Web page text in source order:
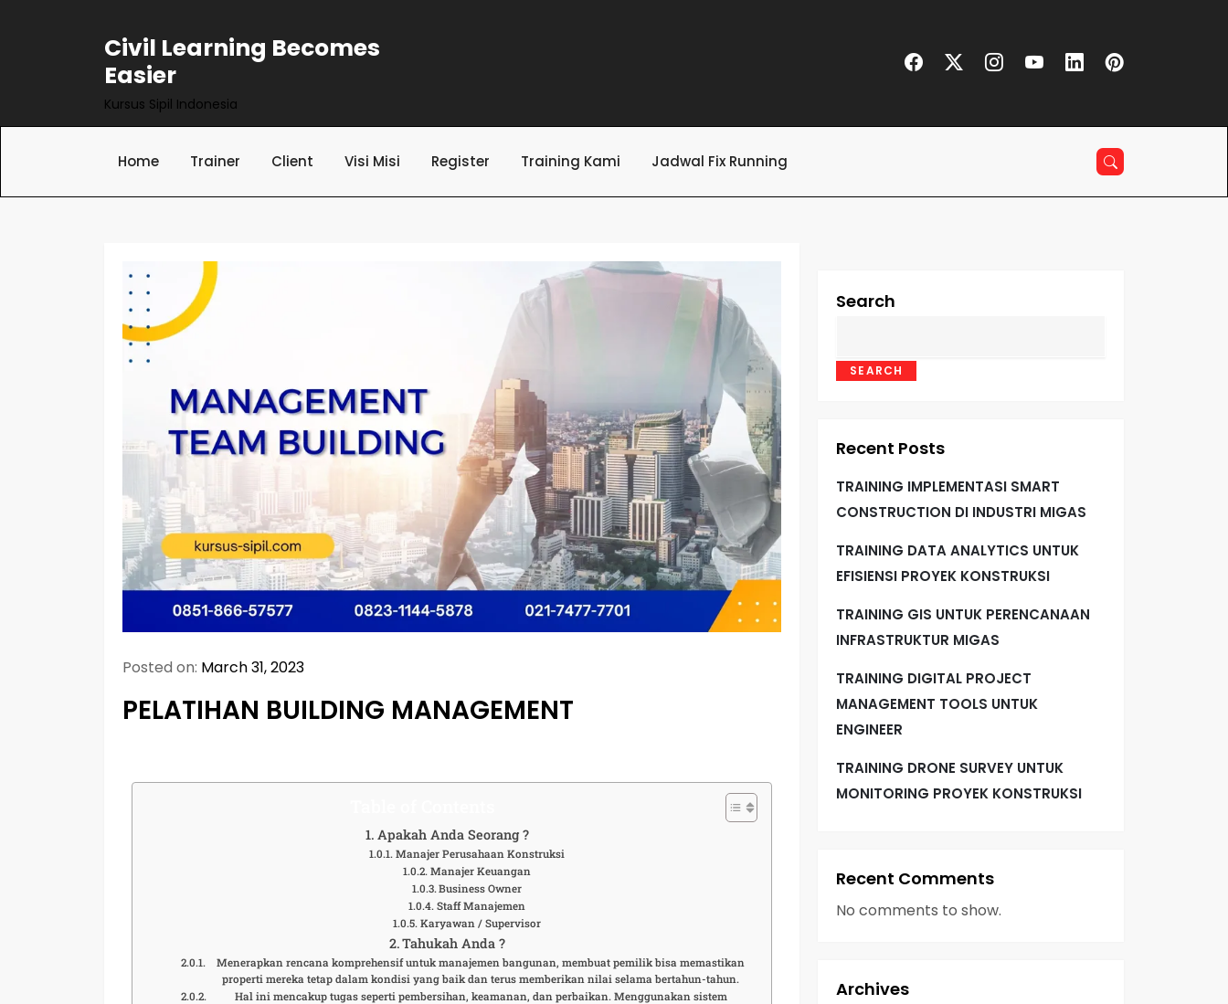
Civil Learning Becomes
Easier
Kursus Sipil Indonesia
Home Trainer Client Visi Misi Register Training Kami Jadwal Fix Running
Posted on: March 31, 2023
PELATIHAN BUILDING MANAGEMENT
Apakah Anda Seorang ?
Manajer Perusahaan Konstruksi
Manajer Keuangan
Business Owner
Staff Manajemen
Karyawan / Supervisor
Tahukah Anda ?
Menerapkan rencana komprehensif untuk manajemen bangunan, membuat pemilik bisa memastikan
properti mereka tetap dalam kondisi yang baik dan terus memberikan nilai selama bertahun-tahun.
Hal ini mencakup tugas seperti pembersihan, keamanan, dan perbaikan. Menggunakan sistem
Search
SEARCH
Recent Posts
TRAINING IMPLEMENTASI SMART
CONSTRUCTION DI INDUSTRI MIGAS
TRAINING DATA ANALYTICS UNTUK
EFISIENSI PROYEK KONSTRUKSI
TRAINING GIS UNTUK PERENCANAAN
INFRASTRUKTUR MIGAS
TRAINING DIGITAL PROJECT
MANAGEMENT TOOLS UNTUK
ENGINEER
TRAINING DRONE SURVEY UNTUK
MONITORING PROYEK KONSTRUKSI
Recent Comments
No comments to show.
Archives